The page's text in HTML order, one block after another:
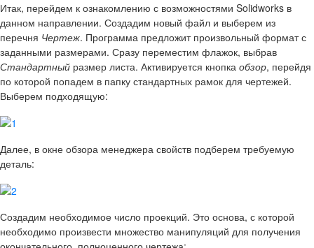
Итак, перейдем к ознакомлению с возможностями Solidworks в
данном направлении. Создадим новый файл и выберем из
перечня Чертеж. Программа предложит произвольный формат с
заданными размерами. Сразу переместим флажок, выбрав
Стандартный размер листа. Активируется кнопка обзор, перейдя
по которой попадем в папку стандартных рамок для чертежей.
Выберем подходящую:
Далее, в окне обзора менеджера свойств подберем требуемую
деталь:
Создадим необходимое число проекций. Это основа, с которой
необходимо произвести множество манипуляций для получения